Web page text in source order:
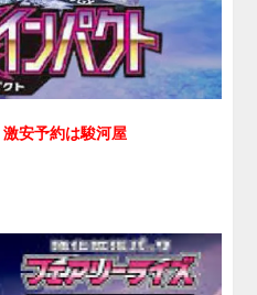
激安予約は駿河屋